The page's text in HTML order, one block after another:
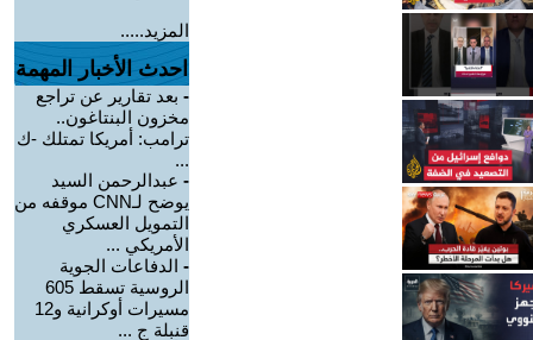
المزيد.....
احدث الأخبار المهمة
- بعد تقارير عن تراجع
مخزون البنتاغون..
ترامب: أمريكا تمتلك -ك
...
- عبدالرحمن السيد
يوضح لـCNN موقفه من
التمويل العسكري
الأمريكي ...
- الدفاعات الجوية
الروسية تسقط 605
مسيرات أوكرانية و12
قنبلة ج ...